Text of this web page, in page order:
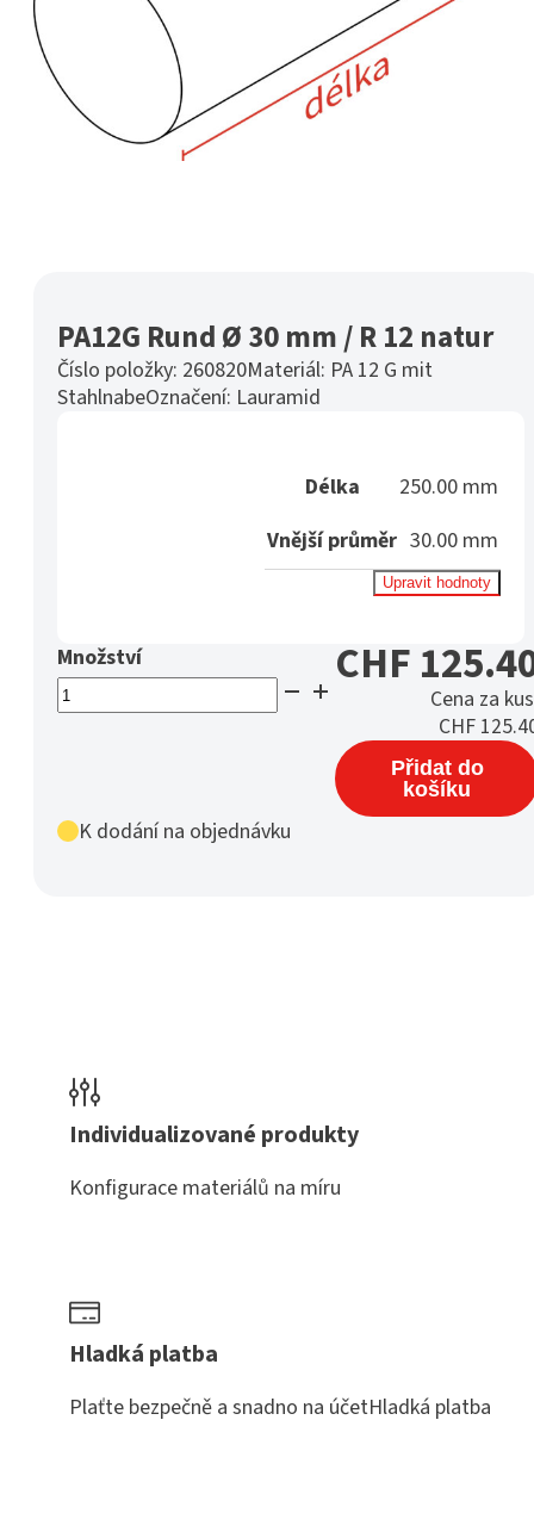
PA12G Rund Ø 30 mm / R 12 natur
Číslo položky: 260820Materiál: PA 12 G mit
StahlnabeOznačení: Lauramid
Délka
250.00 mm
Vnější průměr 30.00 mm
Upravit hodnoty
PA12G
Rund
/
CHF
Cena za
CHF
Přidat do
košíku
K dodání na objednávku
Individualizované produkty
Konfigurace materiálů na míru
Hladká platba
Plaťte bezpečně a snadno na účetHladká platba